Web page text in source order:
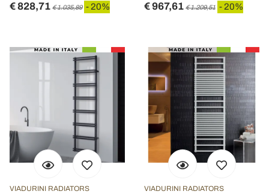
€ 828,71 € 1.035,89 - 20% € 967,61 € 1.209,51 - 20%
VIADURINI RADIATORS VIADURINI RADIATORS